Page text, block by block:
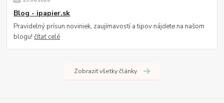
Blog - ipapier.sk
Pravidelný prísun noviniek, zaujímavostí a tipov nájdete na našom
blogu!čítať celé
Zobraziť všetky články